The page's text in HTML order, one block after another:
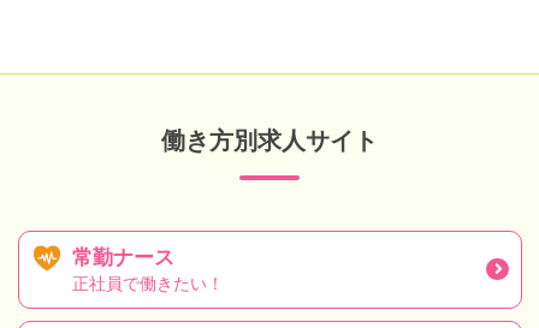
働き方別求人サイト
常勤ナース
正社員で働きたい！